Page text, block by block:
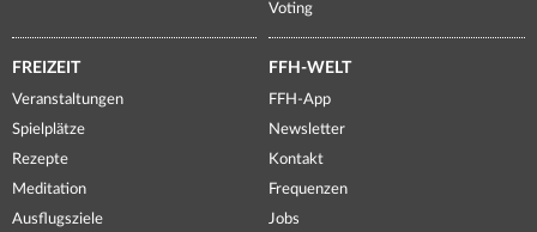
Voting
FREIZEIT
Veranstaltungen
Spielplätze
Rezepte
Meditation
Ausflugsziele
FFH-WELT
FFH-App
Newsletter
Kontakt
Frequenzen
Jobs